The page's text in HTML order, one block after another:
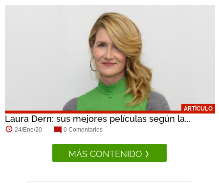
ARTÍCULO
Laura Dern: sus mejores películas según la...
24/Ene/20 0 Comentarios
MÁS CONTENIDO